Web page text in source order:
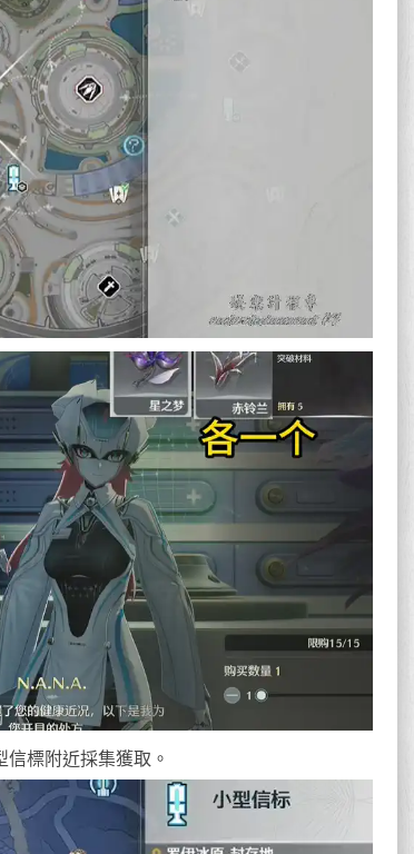
標附近採集獲取。